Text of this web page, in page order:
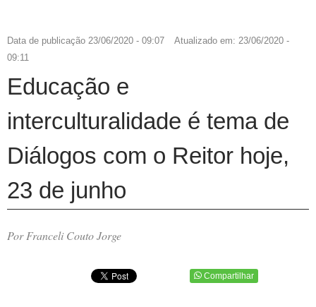
Data de publicação 23/06/2020 - 09:07 Atualizado em: 23/06/2020 -
09:11
Educação e
interculturalidade é tema de
Diálogos com o Reitor hoje,
23 de junho
Por Franceli Couto Jorge
Compartilhar